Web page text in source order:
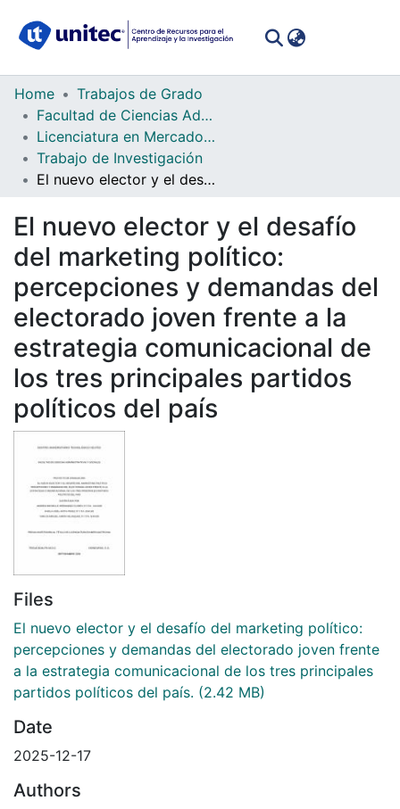
Communities
Collections
All of DSpace
Statistics
Home
Trabajos de Grado
Facultad de Ciencias Administrativas y Sociales
Licenciatura en Mercadotecnia
Trabajo de Investigación
El nuevo elector y el desafío del marketing político: percepciones y demandas del electorado joven frente a la estrategia comunicacional de los tres principales partidos políticos del país
El nuevo elector y el desafío
del marketing político:
percepciones y demandas del
electorado joven frente a la
estrategia comunicacional de
los tres principales partidos
políticos del país
Files
El nuevo elector y el desafío del marketing político:
percepciones y demandas del electorado joven frente
a la estrategia comunicacional de los tres principales
partidos políticos del país. (2.42 MB)
Date
2025-12-17
Authors